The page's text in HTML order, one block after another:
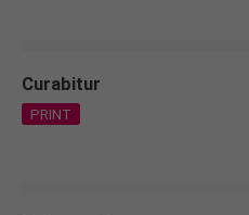
Curabitur
PRINT